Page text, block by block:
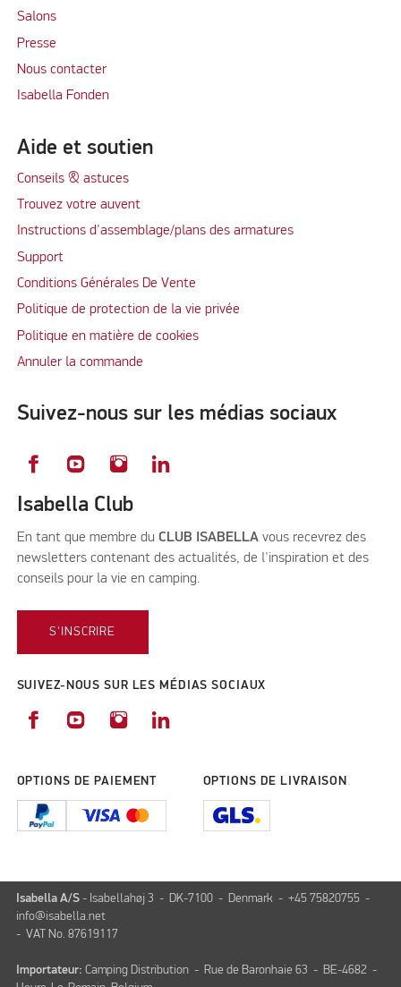
Salons
Presse
Nous contacter
Isabella Fonden
Aide et soutien
Conseils & astuces
Trouvez votre auvent
Instructions d'assemblage/plans des armatures
Support
Conditions Générales De Vente
Politique de protection de la vie privée
Politique en matière de cookies
Annuler la commande
Suivez-nous sur les médias sociaux
Isabella Club
En tant que membre du CLUB ISABELLA vous recevrez des
newsletters contenant des actualités, de l'inspiration et des
conseils pour la vie en camping.
S'INSCRIRE
SUIVEZ-NOUS SUR LES MÉDIAS SOCIAUX
OPTIONS DE PAIEMENT OPTIONS DE LIVRAISON
Isabella A/S - Isabellahøj 3 - DK-7100 - Denmark - +45 75820755 -
info@isabella.net
- VAT No. 87619117
Importateur: Camping Distribution - Rue de Baronhaie 63 - BE-4682 -